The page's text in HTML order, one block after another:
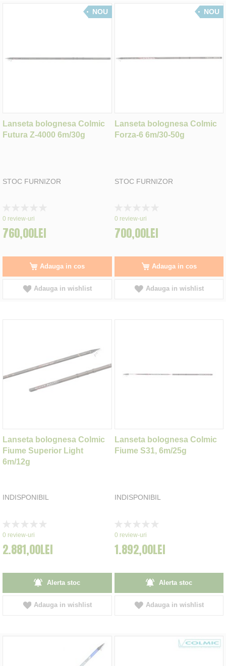
NOU
Lanseta bolognesa Colmic
Futura Z-4000 6m/30g
STOC FURNIZOR
0%
0 review-uri
760,00LEI
Adauga in cos
Adauga in wishlist
NOU
Lanseta bolognesa Colmic
Forza-6 6m/30-50g
STOC FURNIZOR
0%
0 review-uri
700,00LEI
Adauga in cos
Adauga in wishlist
Lanseta bolognesa Colmic
Fiume Superior Light
6m/12g
INDISPONIBIL
0%
0 review-uri
2.881,00LEI
Alerta stoc
Adauga in wishlist
Lanseta bolognesa Colmic
Fiume S31, 6m/25g
INDISPONIBIL
0%
0 review-uri
1.892,00LEI
Alerta stoc
Adauga in wishlist